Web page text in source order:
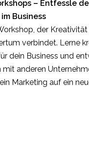
– Entfessle
Business
der
verbindet. Lerne
dein Business und
anderen
Marketing auf ein